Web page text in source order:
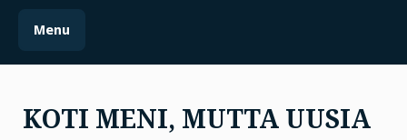
Menu
KOTI MENI, MUTTA UUSIA